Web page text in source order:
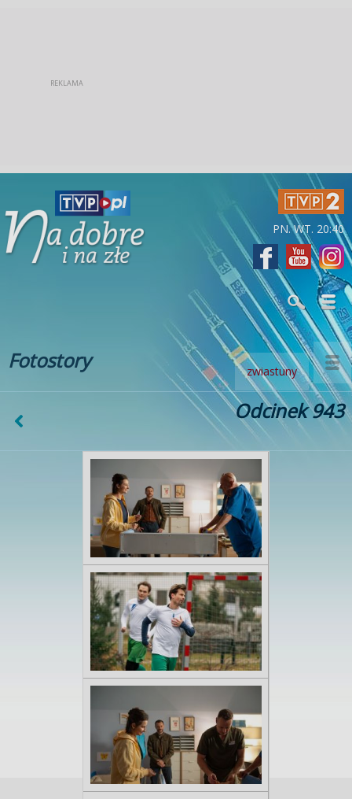
PN. WT. 20:40
Fotostory zwiastuny
Odcinek 943